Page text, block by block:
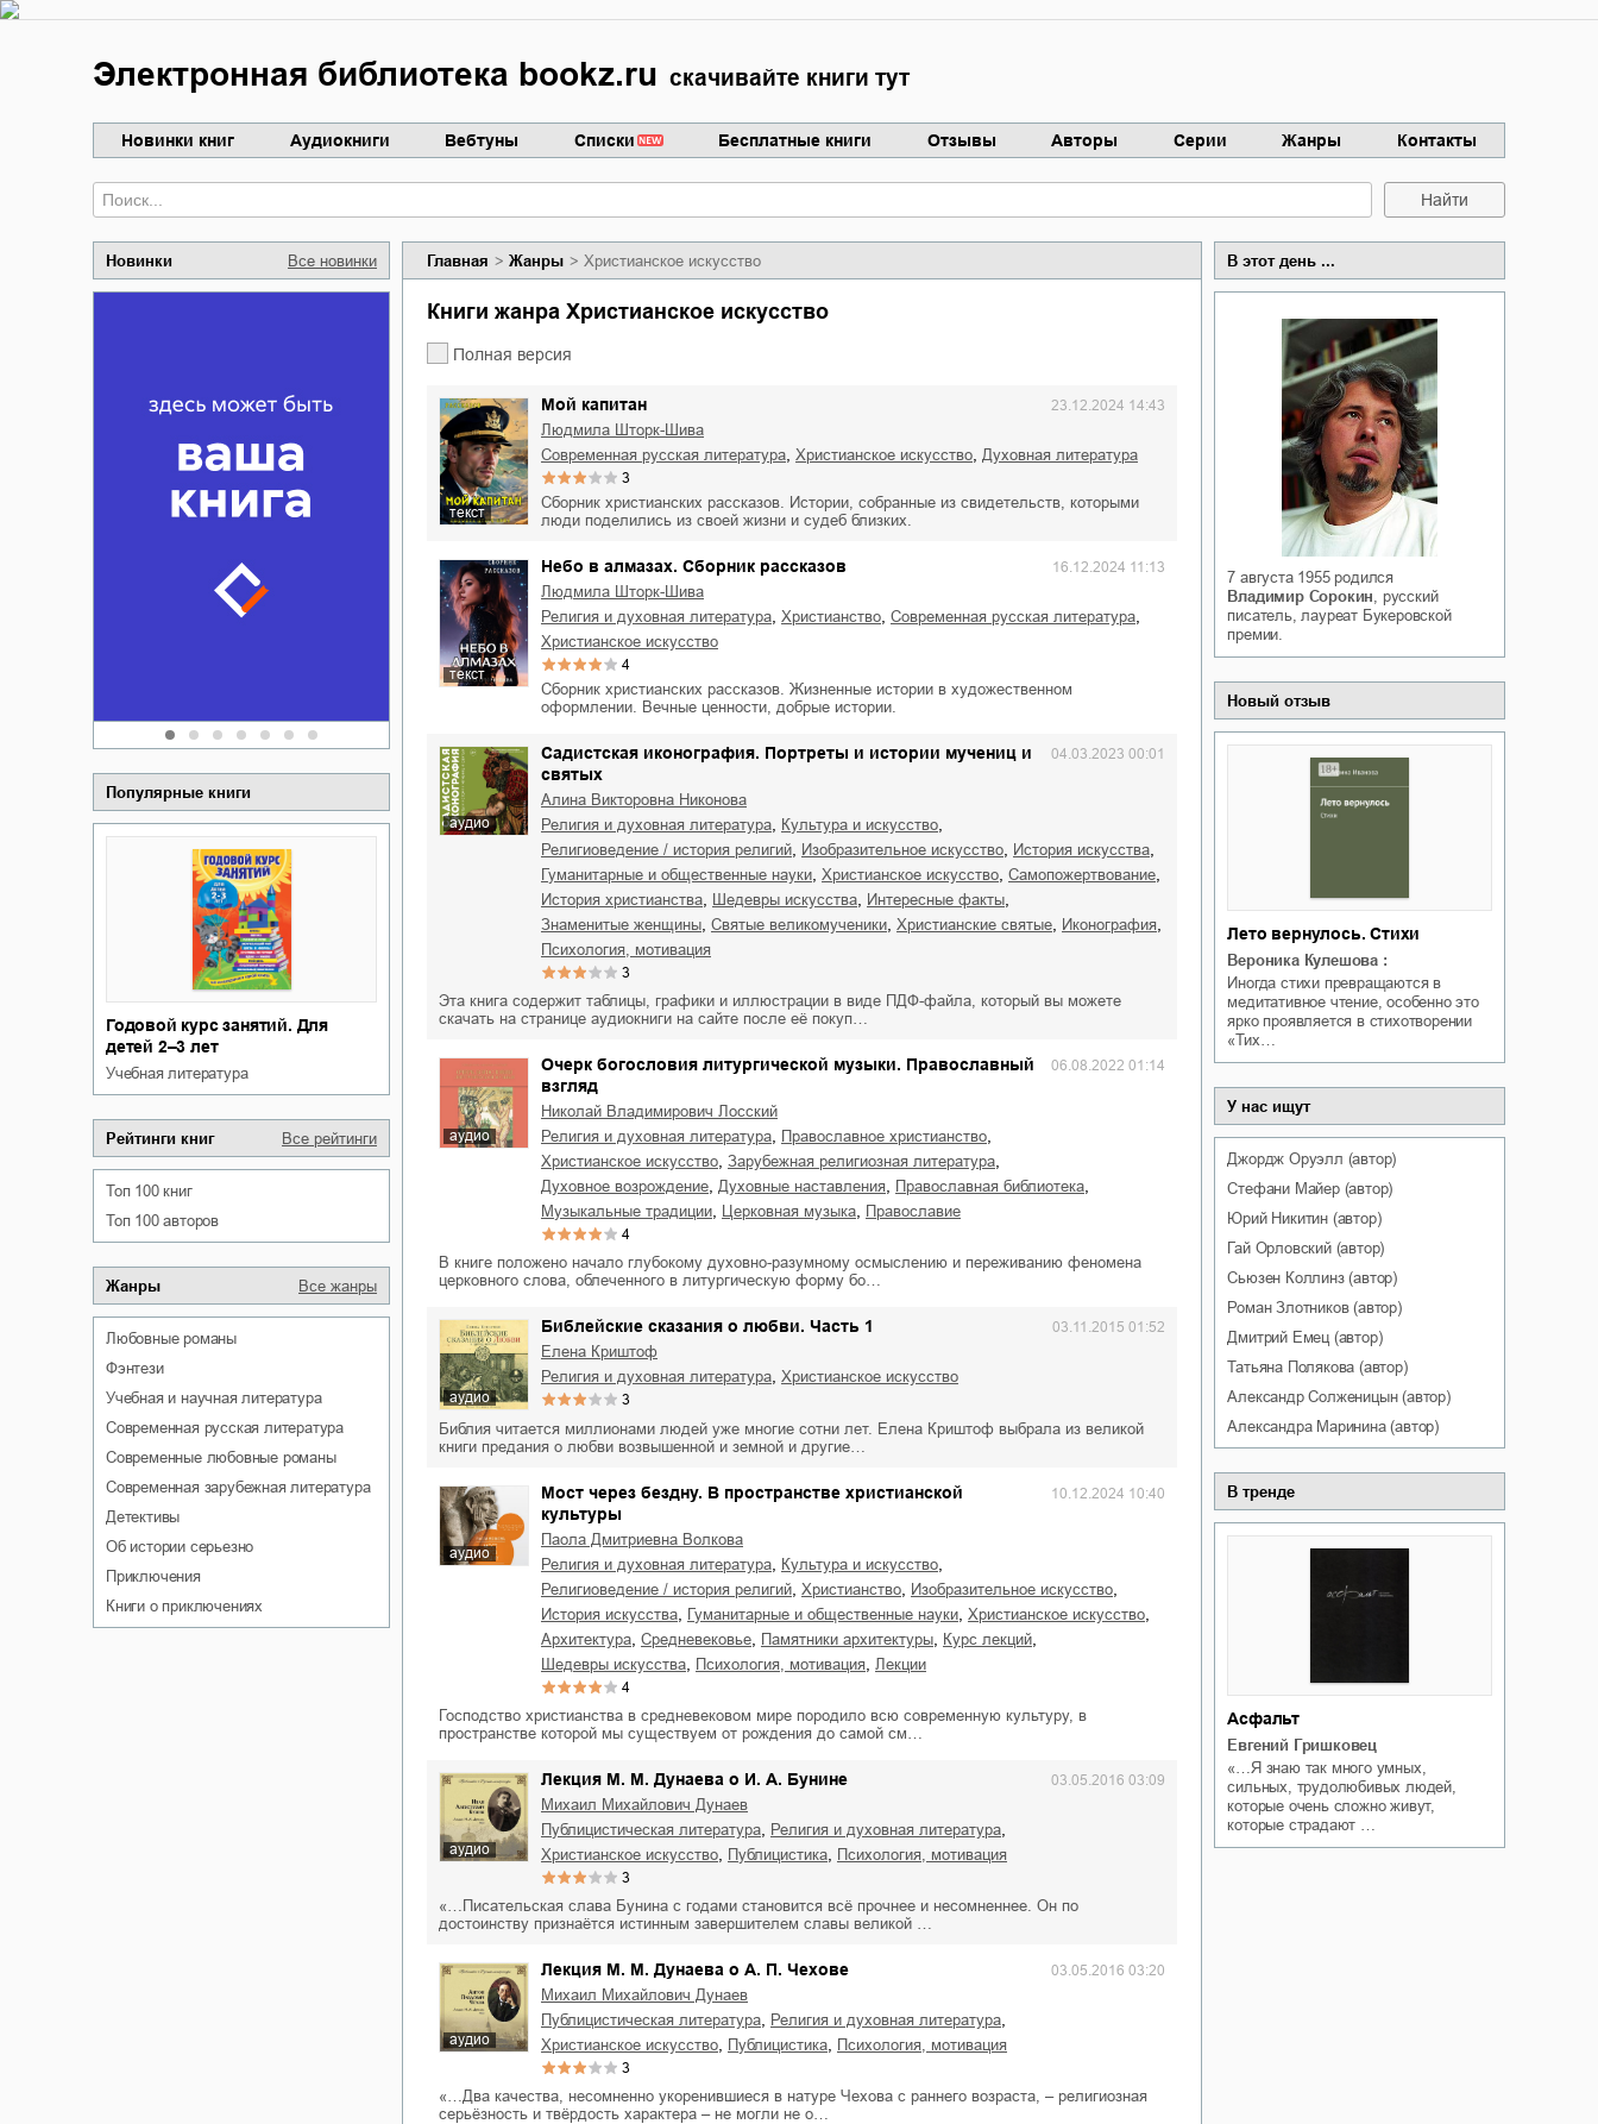
Электронная библиотека bookz.ru скачивайте книги тут
Новинки книг Аудиокниги Вебтуны Списки Бесплатные книги Отзывы Авторы Серии Жанры Контакты
Найти
Новинки Все новинки
о судьбе Кировоградской
области
Сергей Николаевич Сидоренко
о судьбе Кировоградской
Сергей Николаевич Сидоренко
Личный интерес
Белая ворона на факультете
Оксана Гринберга
Популярные книги
Годовой курс занятий. Для
детей 2–3 лет
учебная литература
Рейтинги книг Все рейтинги
Топ 100 книг
Топ 100 авторов
Жанры Все жанры
любовные романы
фэнтези
учебная и научная литература
современная русская литература
современные любовные романы
современная зарубежная литература
детективы
об истории серьезно
приключения
книги о приключениях
Главная Жанры Христианское искусство
Книги жанра Христианское искусство
Полная версия
текст
Мой капитан 23.12.2024 14:43
Людмила Шторк-Шива
современная русская литература
христианское искусство духовная литература
3
Сборник христианских рассказов. Истории, собранные из свидетельств, которыми
люди поделились из своей жизни и судеб близких.
текст
Небо в алмазах. Сборник рассказов 16.12.2024 11:13
Людмила Шторк-Шива
религия и духовная литература
христианство современная русская литература
христианское искусство
4
Сборник христианских рассказов. Жизненные истории в художественном
оформлении. Вечные ценности, добрые истории.
аудио
Садистская иконография. Портреты и истории мучениц и
святых
04.03.2023 00:01
Алина Викторовна Никонова
религия и духовная литература
культура и искусство
религиоведение / история религий изобразительное искусство история искусства
гуманитарные и общественные науки христианское искусство самопожертвование
история христианства шедевры искусства интересные факты
знаменитые женщины святые великомученики христианские святые иконография
психология, мотивация
3
Эта книга содержит таблицы, графики и иллюстрации в виде ПДФ-файла, который вы можете
скачать на странице аудиокниги на сайте после её покуп…
аудио
Очерк богословия литургической музыки. Православный
взгляд
06.08.2022 01:14
Николай Владимирович Лосский
религия и духовная литература
православное христианство
христианское искусство зарубежная религиозная литература
духовное возрождение духовные наставления православная библиотека
музыкальные традиции церковная музыка православие
4
В книге положено начало глубокому духовно-разумному осмыслению и переживанию феномена
церковного слова, облеченного в литургическую форму бо…
аудио
Библейские сказания о любви. Часть 1 03.11.2015 01:52
Елена Криштоф
религия и духовная литература
христианское искусство
3
Библия читается миллионами людей уже многие сотни лет. Елена Криштоф выбрала из великой
книги предания о любви возвышенной и земной и другие…
аудио
Мост через бездну. В пространстве христианской
культуры
10.12.2024 10:40
Паола Дмитриевна Волкова
религия и духовная литература
культура и искусство
религиоведение / история религий христианство изобразительное искусство
история искусства гуманитарные и общественные науки христианское искусство
архитектура Средневековье памятники архитектуры курс лекций
шедевры искусства психология, мотивация лекции
4
Господство христианства в средневековом мире породило всю современную культуру, в
пространстве которой мы существуем от рождения до самой см…
аудио
Лекция М. М. Дунаева о И. А. Бунине 03.05.2016 03:09
Михаил Михайлович Дунаев
публицистическая литература
религия и духовная литература
христианское искусство публицистика психология, мотивация
3
«…Писательская слава Бунина с годами становится всё прочнее и несомненнее. Он по
достоинству признаётся истинным завершителем славы великой …
аудио
Лекция М. М. Дунаева о А. П. Чехове 03.05.2016 03:20
Михаил Михайлович Дунаев
публицистическая литература
религия и духовная литература
христианское искусство публицистика психология, мотивация
3
«…Два качества, несомненно укоренившиеся в натуре Чехова с раннего возраста, – религиозная
серьёзность и твёрдость характера – не могли не о…
В этот день ...
7 августа 1955 родился
Владимир Сорокин, русский
писатель, лауреат Букеровской
премии.
Новый отзыв
Лето вернулось. Стихи
Вероника Кулешова :
Иногда стихи превращаются в
медитативное чтение, особенно это
ярко проявляется в стихотворении
«Тих…
У нас ищут
Джордж Оруэлл (автор)
Стефани Майер(автор)
Юрий Никитин(автор)
Гай Орловский(автор)
Сьюзен Коллинз(автор)
Роман Злотников(автор)
Дмитрий Емец(автор)
Татьяна Полякова (автор)
Александр Солженицын(автор)
Александра Маринина(автор)
В тренде
Асфальт
Евгений Гришковец
«…Я знаю так много умных,
сильных, трудолюбивых людей,
которые очень сложно живут,
которые страдают …